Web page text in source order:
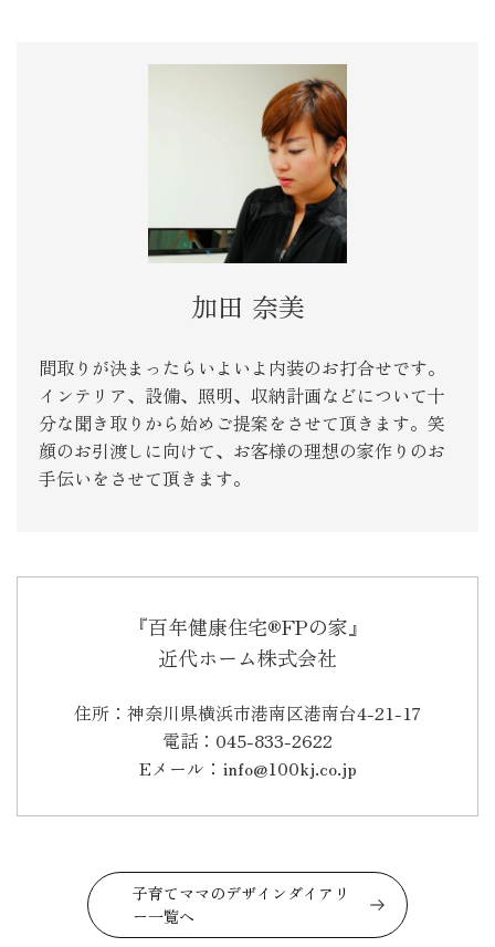
加田 奈美
間取りが決まったらいよいよ内装のお打合せです。
インテリア、設備、照明、収納計画などについて十
分な聞き取りから始めご提案をさせて頂きます。笑
顔のお引渡しに向けて、お客様の理想の家作りのお
手伝いをさせて頂きます。
『百年健康住宅®FPの家』
近代ホーム株式会社
住所：神奈川県横浜市港南区港南台4-21-17
電話：045-833-2622
Eメール：info@100kj.co.jp
子育てママのデザインダイアリ
ー一覧へ